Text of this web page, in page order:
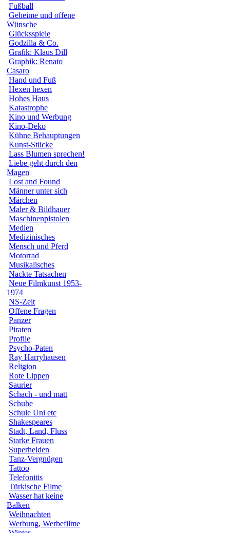
Fußball
Geheime und offene
Wünsche
Glücksspiele
Godzilla & Co.
Grafik: Klaus Dill
Graphik: Renato
Casaro
Hand und Fuß
Hexen hexen
Hohes Haus
Katastrophe
Kino und Werbung
Kino-Deko
Kühne Behauptungen
Kunst-Stücke
Lass Blumen sprechen!
Liebe geht durch den
Magen
Lost and Found
Männer unter sich
Märchen
Maler & Bildhauer
Maschinenpistolen
Medien
Medizinisches
Mensch und Pferd
Motorrad
Musikalisches
Nackte Tatsachen
Neue Filmkunst 1953-
1974
NS-Zeit
Offene Fragen
Panzer
Piraten
Profile
Psycho-Paten
Ray Harryhausen
Religion
Rote Lippen
Saurier
Schach - und matt
Schuhe
Schule Uni etc
Shakespeares
Stadt, Land, Fluss
Starke Frauen
Superhelden
Tanz-Vergnügen
Tattoo
Telefonitis
Türkische Filme
Wasser hat keine
Balken
Weihnachten
Werbung, Werbefilme